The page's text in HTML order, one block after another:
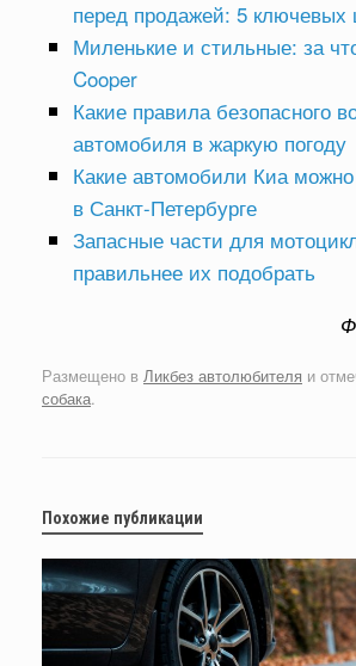
перед продажей: 5 ключевых
Миленькие и стильные: за
Cooper
Какие правила безопасного
автомобиля в жаркую погоду
Какие автомобили Киа можно
в Санкт-Петербурге
Запасные части для
правильнее их подобрать
Размещено в Ликбез автолюбителя и
собака.
Похожие публикации